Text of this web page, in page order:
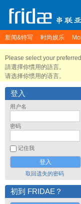
新闻&特写 时尚娱乐
Please select your
請選擇你慣用的語言。
请选择你惯用的语言。
登入
用户名
密码
记住我
取回遗失的密码
初到 FRIDAE？